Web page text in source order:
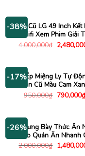
-38%
Tivi Cũ LG 49 Inch Kết
Wifi Xem Phim Giải
4,000,000₫ Giá
gốc
-17%
Máy Ép Miệng Ly Tự
Ton Cũ Màu Cam
950,000₫ Giá
790,000₫
-26%
Tủ Trưng Bày Thức Ăn
Cho Quán Ăn Nhanh
2,000,000₫ Giá
gốc